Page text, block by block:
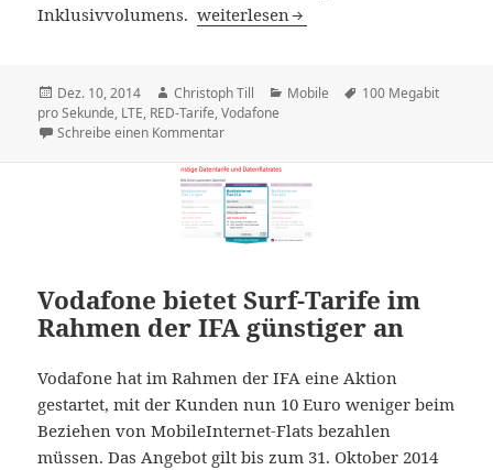
Inklusivvolumens.Vodafone: LTE gibt’s ab sofort in
weiterlesen
Veröffentlicht
am
Dez. 10, 2014 Autor
Christoph Till Kategorien
Mobile Schlagwörter
100 Megabit
pro Sekunde, LTE, RED-Tarife,Vodafone
Schreibe einen Kommentarzu Vodafone: LTE gibt’s ab sofort in allen
Vodafone bietet Surf-Tarife im
Rahmen der IFA günstiger an
Vodafone hat im Rahmen der IFA eine Aktion
gestartet, mit der Kunden nun 10 Euro weniger beim
Beziehen von MobileInternet-Flats bezahlen
müssen. Das Angebot gilt bis zum 31. Oktober 2014